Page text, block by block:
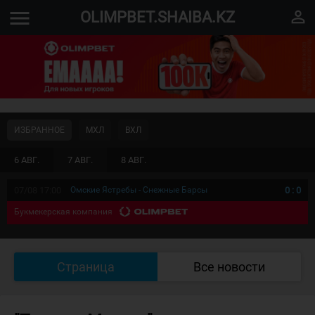
menu OLIMPBET.SHAIBA.KZ perm_identity
6 АВГ. 7 АВГ. 8 АВГ.
ИЗБРАННОЕ МХЛ ВХЛ
Омские Ястребы - Снежные Барсы 0 : 0
Букмекерская компания
Страница Все новости